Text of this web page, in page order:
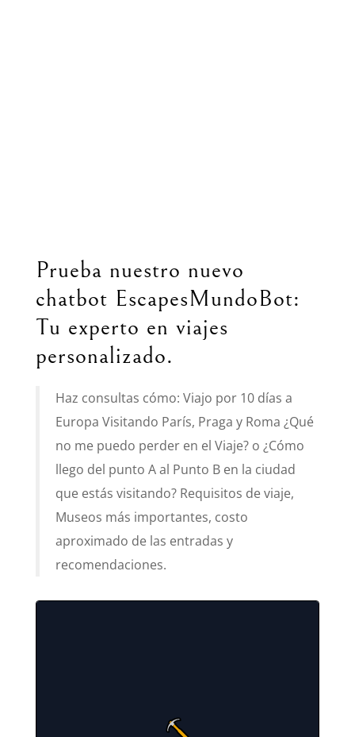
Prueba nuestro nuevo
chatbot EscapesMundoBot:
Tu experto en viajes
personalizado.
Haz consultas cómo: Viajo por 10 días a
Europa Visitando París, Praga y Roma ¿Qué
no me puedo perder en el Viaje? o ¿Cómo
llego del punto A al Punto B en la ciudad
que estás visitando? Requisitos de viaje,
Museos más importantes, costo
aproximado de las entradas y
recomendaciones.